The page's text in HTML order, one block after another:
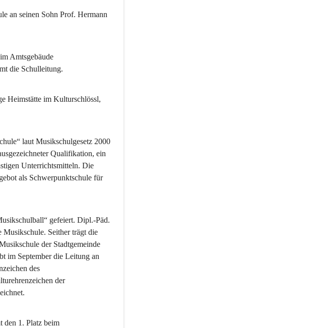
an seinen Sohn Prof. Hermann
Amtsgebäude
die Schulleitung.
Heimstätte im Kulturschlössl,
laut Musikschulgesetz 2000
Qualifikation, ein
Unterrichtsmitteln. Die
als Schwerpunktschule für
gefeiert. Dipl.-Päd.
Musikschule. Seither trägt die
der Stadtgemeinde
im September die Leitung an
des
der
den 1. Platz beim